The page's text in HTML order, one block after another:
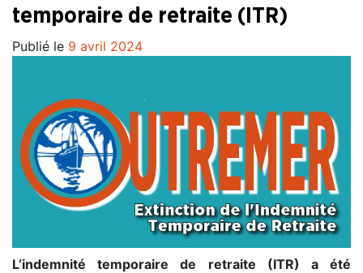
temporaire de retraite (ITR)
Publié le 9 avril 2024
L’indemnité temporaire de retraite (ITR) a été